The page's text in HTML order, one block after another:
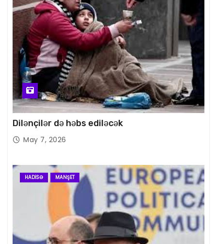
Dilənçilər də həbs ediləcək
May 7, 2026
HADISƏ MANŞET